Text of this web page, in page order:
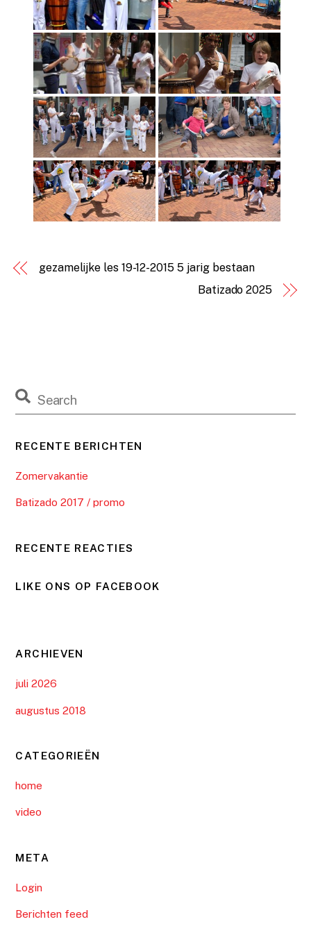
gezamelijke les 19-12-2015 5 jarig bestaan
Batizado 2025
RECENTE BERICHTEN
Zomervakantie
Batizado 2017 / promo
RECENTE REACTIES
LIKE ONS OP FACEBOOK
ARCHIEVEN
juli 2026
augustus 2018
CATEGORIEËN
home
video
META
Login
Berichten feed